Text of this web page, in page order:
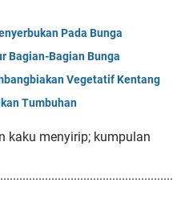
Pada Bunga
Bagian-Bagian Bunga
Vegetatif Kentang
Tumbuhan
kaku menyirip; kumpulan
.....